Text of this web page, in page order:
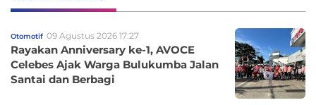
Otomotif 09 Agustus 2026 17:27
Rayakan Anniversary ke-1, AVOCE
Celebes Ajak Warga Bulukumba Jalan
Santai dan Berbagi